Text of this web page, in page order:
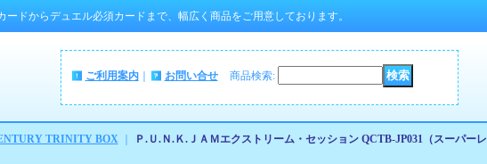
ドからデュエル必須カードまで、幅広く商品をご用意しております。
ご利用案内｜ お問い合せ 商品検索:
TRINITY BOX｜
Ｐ.Ｕ.Ｎ.Ｋ.ＪＡＭエクストリーム・セッション QCTB-JP031（スーパーレ